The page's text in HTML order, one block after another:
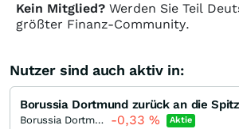
Kein Mitglied? Werden Sie Teil
größter Finanz-Community.
Nutzer sind auch aktiv in:
Borussia Dortmund zurück an die
Borussia Dortmund -0,33 % Aktie